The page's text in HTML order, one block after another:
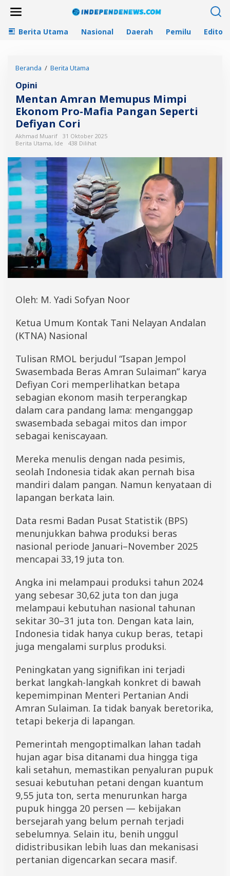
Berita Utama Nasional Daerah Pemilu
Beranda / Berita Utama
t
a
n
r
n
M
e
m
u
p
u
s
M
i
m
E
o
n
m
-
M
a
i
a
P
a
n
a
n
S
e
e
t
i
D
e
f
a
n
C
o
r
i
Opini
Mentan Amran Memupus Mimpi
Ekonom Pro-Mafia Pangan Seperti
Defiyan Cori
Akhmad Muarif
31 Oktober 2025
Berita Utama, Ide 438 Dilihat
Oleh: M. Yadi Sofyan Noor
Ketua Umum Kontak Tani Nelayan Andalan
(KTNA) Nasional
Tulisan RMOL berjudul “Isapan Jempol
Swasembada Beras Amran Sulaiman” karya
Defiyan Cori memperlihatkan betapa
sebagian ekonom masih terperangkap
dalam cara pandang lama: menganggap
swasembada sebagai mitos dan impor
sebagai keniscayaan.
Mereka menulis dengan nada pesimis,
seolah Indonesia tidak akan pernah bisa
mandiri dalam pangan. Namun kenyataan di
lapangan berkata lain.
Data resmi Badan Pusat Statistik (BPS)
menunjukkan bahwa produksi beras
nasional periode Januari–November 2025
mencapai 33,19 juta ton.
Angka ini melampaui produksi tahun 2024
yang sebesar 30,62 juta ton dan juga
melampaui kebutuhan nasional tahunan
sekitar 30–31 juta ton. Dengan kata lain,
Indonesia tidak hanya cukup beras, tetapi
juga mengalami surplus produksi.
Peningkatan yang signifikan ini terjadi
berkat langkah-langkah konkret di bawah
kepemimpinan Menteri Pertanian Andi
Amran Sulaiman. Ia tidak banyak beretorika,
tetapi bekerja di lapangan.
Pemerintah mengoptimalkan lahan tadah
hujan agar bisa ditanami dua hingga tiga
kali setahun, memastikan penyaluran pupuk
sesuai kebutuhan petani dengan kuantum
9,55 juta ton, serta menurunkan harga
pupuk hingga 20 persen — kebijakan
bersejarah yang belum pernah terjadi
sebelumnya. Selain itu, benih unggul
didistribusikan lebih luas dan mekanisasi
pertanian digencarkan secara masif.